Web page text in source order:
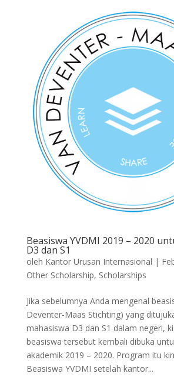
Beasiswa YVDMI 2019 – 2020
D3 dan S1
oleh Kantor Urusan Internasional |
Other Scholarship, Scholarships
Jika sebelumnya Anda mengenal
Deventer-Maas Stichting) yang
mahasiswa D3 dan S1 dalam negeri,
beasiswa tersebut kembali dibuka
akademik 2019 – 2020. Program itu
Beasiswa YVDMI setelah kantor...